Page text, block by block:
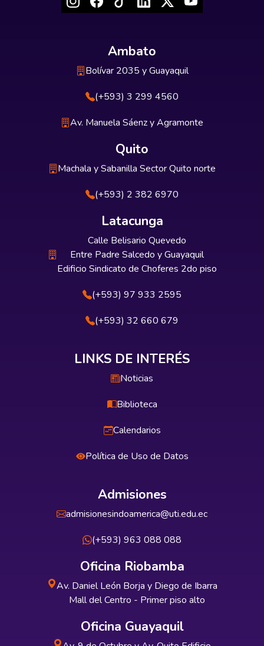
Ambato
Bolívar 2035 y Guayaquil
(+593) 3 299 4560
Av. Manuela Sáenz y Agramonte
Quito
Machala y Sabanilla Sector Quito norte
(+593) 2 382 6970
Latacunga
Calle Belisario Quevedo
Entre Padre Salcedo y Guayaquil
Edificio Sindicato de Choferes 2do piso
(+593) 97 933 2595
(+593) 32 660 679
LINKS DE INTERÉS
Noticias
Biblioteca
Calendarios
Política de Uso de Datos
Admisiones
admisionesindoamerica@uti.edu.ec
(+593) 963 088 088
Oficina Riobamba
Av. Daniel León Borja y Diego de Ibarra
Mall del Centro - Primer piso alto
Oficina Guayaquil